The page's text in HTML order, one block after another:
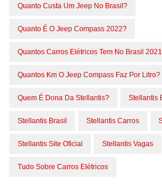
Quanto Custa Um Jeep No Brasil?
Quanto É O Jeep Compass 2022?
Quantos Carros Elétricos Tem No Brasil
Quantos Km O Jeep Compass Faz Por Litro?
Quem É Dona Da Stellantis? Stellantis
Stellantis Brasil Stellantis Carros
Stellantis Site Oficial Stellantis Vagas
Tudo Sobre Carros Elétricos